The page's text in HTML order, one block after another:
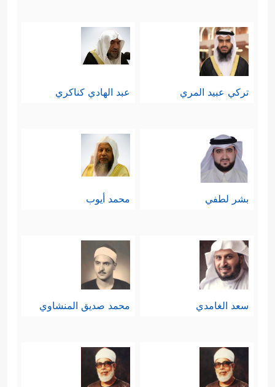
تركي عبيد المري عبد الهادي كناكري
بشر لطفي محمد أيوب
سعد الغامدي محمد صديق المنشاوي